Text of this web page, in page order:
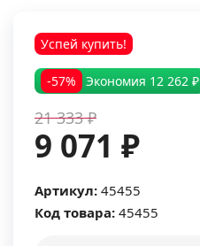
Успей купить!
-57% Экономия 12 262 ₽
21 333 ₽
9 071 ₽
Артикул: 45455
Код товара: 45455